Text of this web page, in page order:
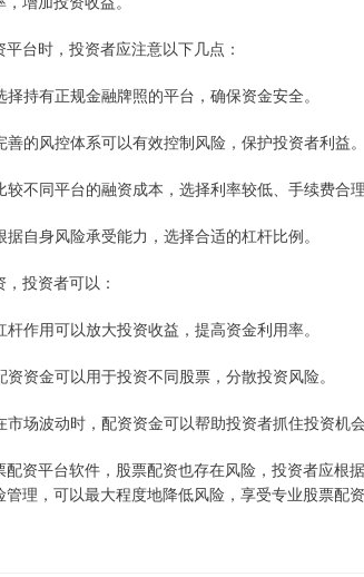
台时，投资者应注意以下几点：
择持有正规金融牌照的平台，确保资金安全。
善的风控体系可以有效控制风险，保护投资者利益。
较不同平台的融资成本，选择利率较低、手续费合理
据自身风险承受能力，选择合适的杠杆比例。
投资者可以：
杆作用可以放大投资收益，提高资金利用率。
资资金可以用于投资不同股票，分散投资风险。
市场波动时，配资资金可以帮助投资者抓住投资机会
配资平台软件，股票配资也存在风险，投资者应根
理，可以最大程度地降低风险，享受专业股票配资